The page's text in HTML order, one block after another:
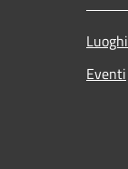
Luoghi
Eventi